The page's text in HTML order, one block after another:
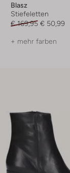
Blasz
Stiefeletten
€ 169,95 € 50,99
+ mehr farben